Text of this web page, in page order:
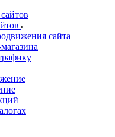
сайта